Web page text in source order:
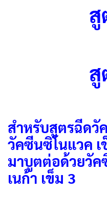
สู
สู
สำหรับสูตรฉีด
วัคซีนซิโนแวค เ
มาบูตต่อด้วยวัค
เนก้า เข็ม 3